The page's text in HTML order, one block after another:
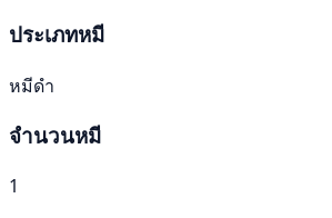
ประเภทหมี
หมีดำ
จำนวนหมี
1